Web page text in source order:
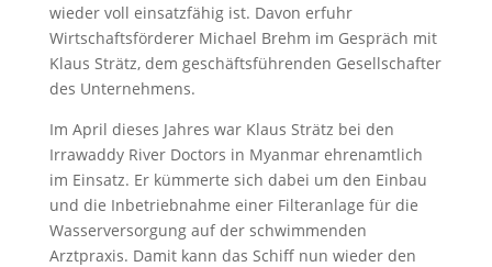
wieder voll einsatzfähig ist. Davon erfuhr
Wirtschaftsförderer Michael Brehm im Gespräch mit
Klaus Strätz, dem geschäftsführenden Gesellschafter
des Unternehmens.
Im April dieses Jahres war Klaus Strätz bei den
Irrawaddy River Doctors in Myanmar ehrenamtlich
im Einsatz. Er kümmerte sich dabei um den Einbau
und die Inbetriebnahme einer Filteranlage für die
Wasserversorgung auf der schwimmenden
Arztpraxis. Damit kann das Schiff nun wieder den